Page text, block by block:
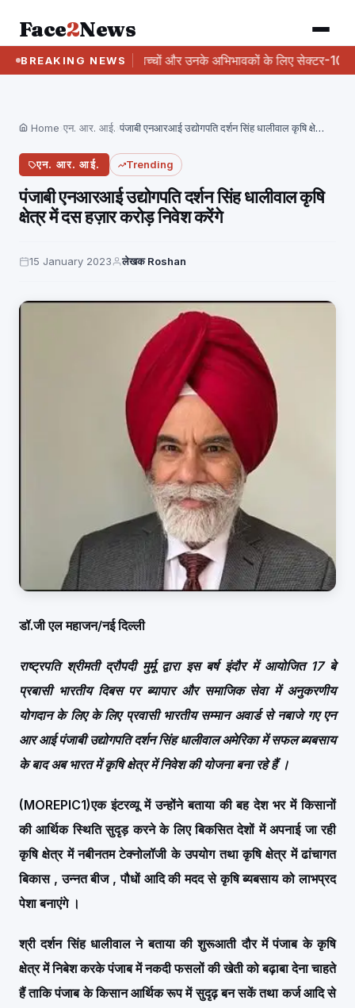
Face2News
BREAKING NEWS
विशेष बच्चों और उनके अभिभावकों के लिए सेक्टर-10 स्केटिंग
Home एन. आर. आई. पंजाबी एनआरआई उद्योगपति दर्शन सिंह धालीवाल कृषि क्षेत्र…
एन. आर. आई. Trending
पंजाबी एनआरआई उद्योगपति दर्शन सिंह धालीवाल कृषि
क्षेत्र में दस हज़ार करोड़ निवेश करेंगे
15 January 2023 लेखक Roshan
डॉ.जी एल महाजन/नई दिल्ली
राष्ट्रपति श्रीमती द्रौपदी मुर्मू द्वारा इस बर्ष इंदौर में आयोजित 17 बे
प्रबासी भारतीय दिबस पर ब्यापार और समाजिक सेवा में अनुकरणीय
योगदान के लिए के लिए प्रवासी भारतीय सम्मान अवार्ड से नबाजे गए एन
आर आई पंजाबी उद्योगपति दर्शन सिंह धालीवाल अमेरिका में सफल ब्यबसाय
के बाद अब भारत में कृषि क्षेत्र में निवेश की योजना बना रहे हैं।
(MOREPIC1)एक इंटरव्यू में उन्होंने बताया की बह देश भर में किसानों
की आर्थिक स्थिति सुदृड़ करने के लिए बिकसित देशों में अपनाई जा रही
कृषि क्षेत्र में नबीनतम टेक्नोलॉजी के उपयोग तथा कृषि क्षेत्र में ढांचागत
बिकास , उन्नत बीज , पौधों आदि की मदद से कृषि ब्यबसाय को लाभप्रद
पेशा बनाएंगे ।
श्री दर्शन सिंह धालीवाल ने बताया की शुरूआती दौर में पंजाब के कृषि
क्षेत्र में निबेश करके पंजाब में नकदी फसलों की खेती को बढ़ाबा देना चाहते
हैं ताकि पंजाब के किसान आर्थिक रूप में सुदृढ़ बन सकें तथा कर्ज आदि से